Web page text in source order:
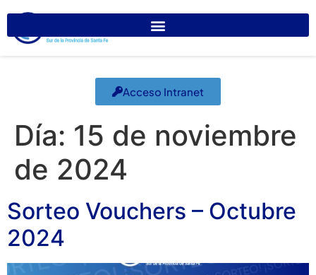
Acceso Intranet
Día: 15 de noviembre
de 2024
Sorteo Vouchers – Octubre
2024